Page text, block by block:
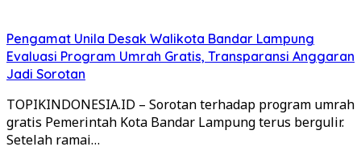
Pengamat Unila Desak Walikota Bandar Lampung
Evaluasi Program Umrah Gratis, Transparansi Anggaran
Jadi Sorotan
TOPIKINDONESIA.ID – Sorotan terhadap program umrah
gratis Pemerintah Kota Bandar Lampung terus bergulir.
Setelah ramai…